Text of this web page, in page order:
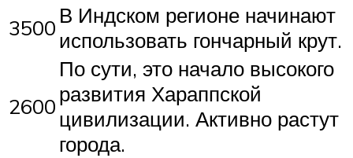
3500 В Индском регионе начинают
использовать гончарный крут.
2600
По сути, это начало высокого
развития Хараппской
цивилизации. Активно растут
города.